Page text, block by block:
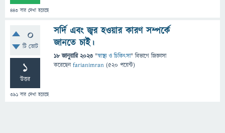
443 বার দেখা হয়েছে
0
টি ভোট
1
উত্তর
391 বার দেখা হয়েছে
সর্দি এবং জ্বর হওয়ার কারণ সম্পর্কে
জানতে চাই।
18 জানুয়ারি 2023 "স্বাস্থ্য ও চিকিৎসা" বিভাগে জিজ্ঞাসা
করেছেনfarianimran (520 পয়েন্ট)